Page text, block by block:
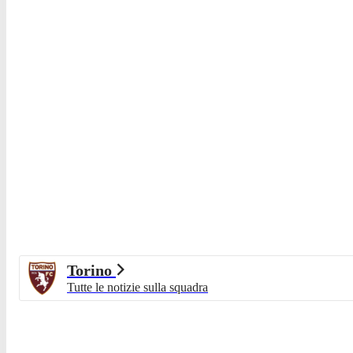
Torino
Tutte le notizie sulla squadra